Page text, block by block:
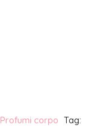
Profumi corpo Tag: